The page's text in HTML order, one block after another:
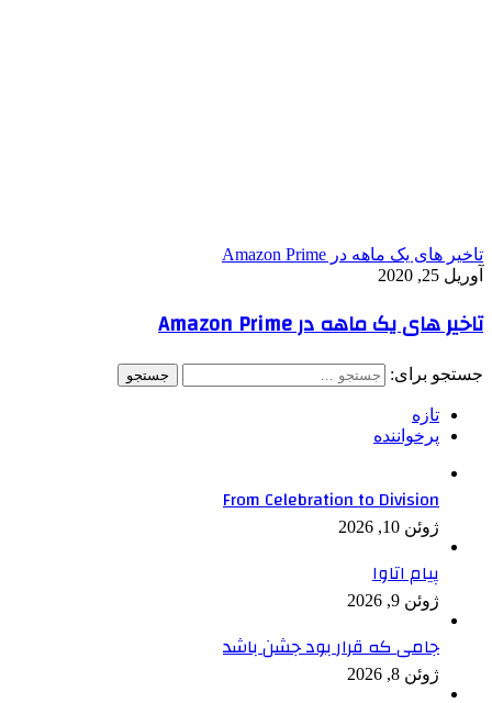
تاخیر های یک ماهه در Amazon Prime
آوریل 25, 2020
تاخیر های یک ماهه در Amazon Prime
جستجو برای:
تازه
پرخواننده
From Celebration to Division
ژوئن 10, 2026
پیام اتاوا
ژوئن 9, 2026
جامی که قرار بود جشن باشد
ژوئن 8, 2026